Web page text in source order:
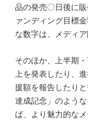
品の発売〇日後に
ァンディング目標
な数字は、メディ
そのほか、上半期
上を発表したり、
援額を報告したり
達成記念」のよう
ば、より魅力的な